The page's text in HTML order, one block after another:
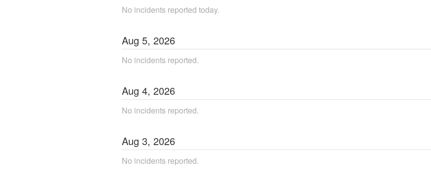
No incidents reported today.
Aug 5, 2026
No incidents reported.
Aug 4, 2026
No incidents reported.
Aug 3, 2026
No incidents reported.